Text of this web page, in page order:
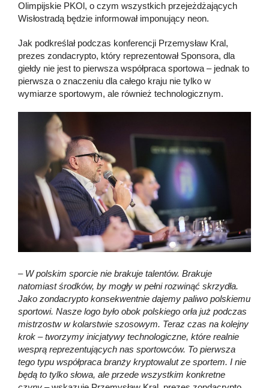
Olimpijskie PKOl, o czym wszystkich przejeżdżających
Wisłostradą będzie informował imponujący neon.
Jak podkreślał podczas konferencji Przemysław Kral,
prezes zondacrypto, który reprezentował Sponsora, dla
giełdy nie jest to pierwsza współpraca sportowa – jednak to
pierwsza o znaczeniu dla całego kraju nie tylko w
wymiarze sportowym, ale również technologicznym.
– W polskim sporcie nie brakuje talentów. Brakuje
natomiast środków, by mogły w pełni rozwinąć skrzydła.
Jako zondacrypto konsekwentnie dajemy paliwo polskiemu
sportowi. Nasze logo było obok polskiego orła już podczas
mistrzostw w kolarstwie szosowym. Teraz czas na kolejny
krok – tworzymy inicjatywy technologiczne, które realnie
wesprą reprezentujących nas sportowców. To pierwsza
tego typu współpraca branży kryptowalut ze sportem. I nie
będą to tylko słowa, ale przede wszystkim konkretne